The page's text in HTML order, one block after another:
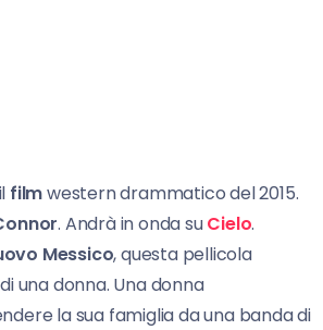
filmwestern drammatico del 2015.
. Andrà in onda suCielo.
Messico, questa pellicola
una donna. Una donna
la sua famiglia da una banda di